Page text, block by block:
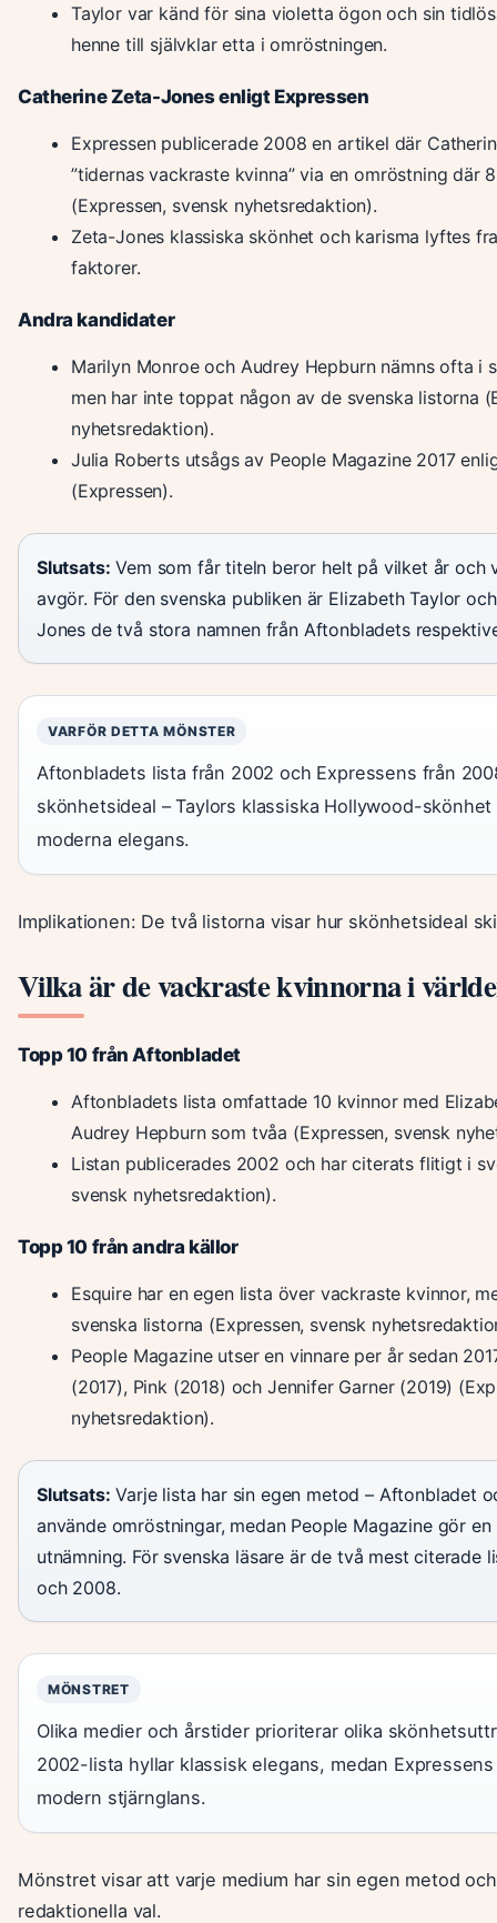
Taylor var känd för sina violetta ögon och sin
henne till självklar etta i omröstningen.
Catherine Zeta-Jones enligt Expressen
Expressen publicerade 2008 en artikel där
”tidernas vackraste kvinna” via en omröstning där
(Expressen, svensk nyhetsredaktion).
Zeta-Jones klassiska skönhet och karisma lyftes
faktorer.
Andra kandidater
Marilyn Monroe och Audrey Hepburn nämns ofta i
men har inte toppat någon av de svenska listorna
nyhetsredaktion).
Julia Roberts utsågs av People Magazine 2017
(Expressen).
Slutsats: Vem som får titeln beror helt på vilket år och
avgör. För den svenska publiken är Elizabeth Taylor
Jones de två stora namnen från Aftonbladets
VARFÖR DETTA MÖNSTER
Aftonbladets lista från 2002 och Expressens från
skönhetsideal – Taylors klassiska Hollywood-
moderna elegans.
Implikationen: De två listorna visar hur skönhetsideal
Vilka är de vackraste kvinnorna i
Topp 10 från Aftonbladet
Aftonbladets lista omfattade 10 kvinnor med
Audrey Hepburn som tvåa (Expressen, svensk
Listan publicerades 2002 och har citerats flitigt i
svensk nyhetsredaktion).
Topp 10 från andra källor
Esquire har en egen lista över vackraste kvinnor,
svenska listorna (Expressen, svensk
People Magazine utser en vinnare per år sedan
(2017), Pink (2018) och Jennifer Garner (2019)
nyhetsredaktion).
Slutsats: Varje lista har sin egen metod – Aftonbladet
använde omröstningar, medan People Magazine gör
utnämning. För svenska läsare är de två mest citerade
och 2008.
MÖNSTRET
Olika medier och årstider prioriterar olika
2002-lista hyllar klassisk elegans, medan
modern stjärnglans.
Mönstret visar att varje medium har sin egen metod
redaktionella val.